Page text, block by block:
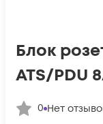
Блок
ATS/PDU
0 Нет